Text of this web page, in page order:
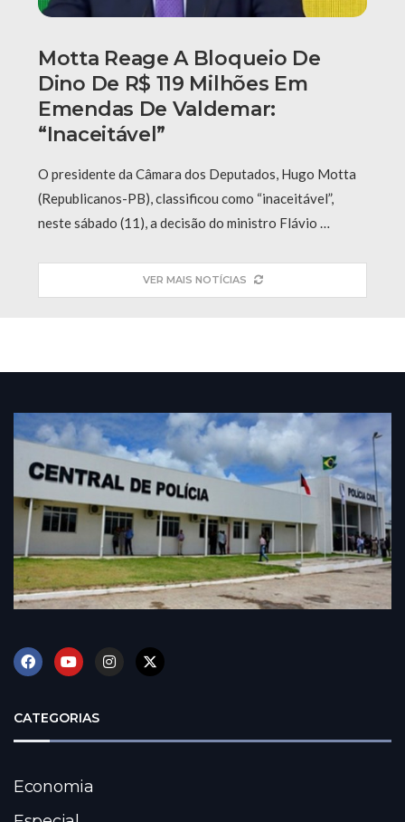
Motta Reage A Bloqueio De
Dino De R$ 119 Milhões Em
Emendas De Valdemar:
“Inaceitável”
O presidente da Câmara dos Deputados, Hugo Motta
(Republicanos-PB), classificou como “inaceitável”,
neste sábado (11), a decisão do ministro Flávio …
VER MAIS NOTÍCIAS
CATEGORIAS
Economia